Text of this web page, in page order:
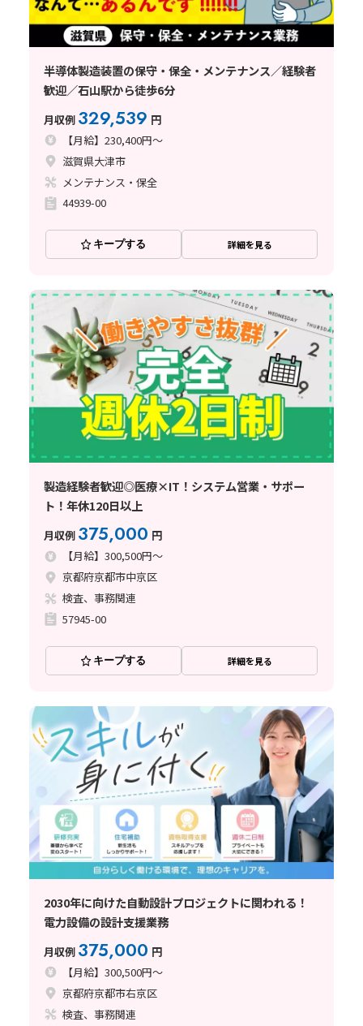
半導体製造装置の保守・保全・メンテナンス／経験者
歓迎／石山駅から徒歩6分
月収例 329,539 円
【月給】230,400円～
滋賀県大津市
メンテナンス・保全
44939-00
キープする 詳細を見る
製造経験者歓迎◎医療×IT！システム営業・サポー
ト！年休120日以上
月収例 375,000 円
【月給】300,500円～
京都府京都市中京区
検査、事務関連
57945-00
キープする 詳細を見る
2030年に向けた自動設計プロジェクトに関われる！
電力設備の設計支援業務
月収例 375,000 円
【月給】300,500円～
京都府京都市右京区
検査、事務関連